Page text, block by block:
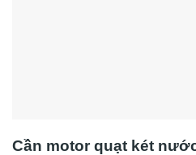
Cần motor quạt két